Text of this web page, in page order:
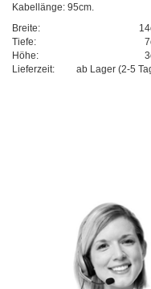
Kabellänge: 95cm.
Breite:
Tiefe:
Höhe:
Lieferzeit:
ab Lager (2-5